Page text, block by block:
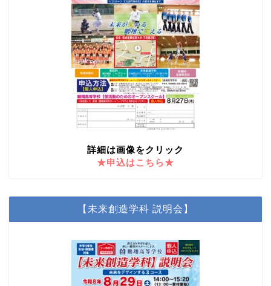
詳細は画像をクリック
★申込はこちら★
【未来創造学科 説明会】